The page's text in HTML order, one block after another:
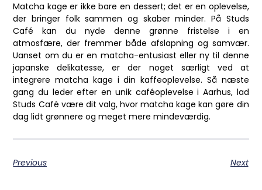
Matcha kage er ikke bare en dessert; det er en oplevelse,
der bringer folk sammen og skaber minder. På Studs
Café kan du nyde denne grønne fristelse i en
atmosfære, der fremmer både afslapning og samvær.
Uanset om du er en matcha-entusiast eller ny til denne
japanske delikatesse, er der noget særligt ved at
integrere matcha kage i din kaffeoplevelse. Så næste
gang du leder efter en unik caféoplevelse i Aarhus, lad
Studs Café være dit valg, hvor matcha kage kan gøre din
dag lidt grønnere og meget mere mindeværdig.
Previous Next